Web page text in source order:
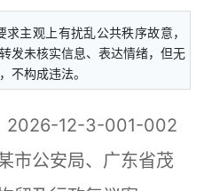
主观上有扰乱公共秩序故意，
发未核实信息、表达情绪，但无
不构成违法。
12-3-001-002
市公安局、广东省茂